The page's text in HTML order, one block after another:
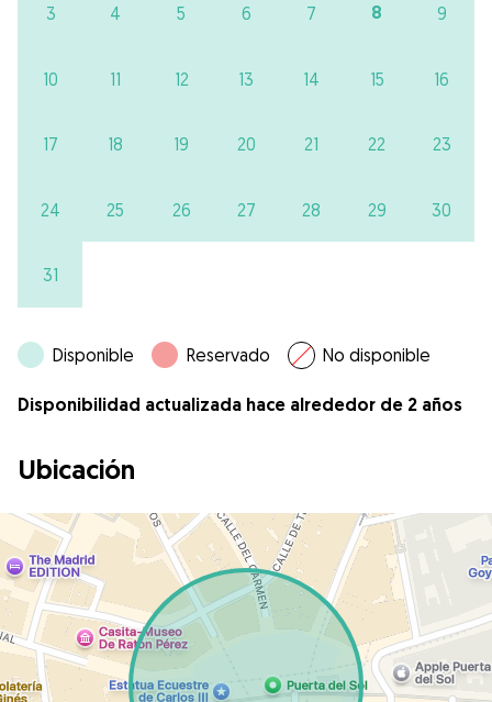
3 4 5 6 7 8 9
10 11 12 13 14 15 16
17 18 19 20 21 22 23
24 25 26 27 28 29 30
31
Disponible Reservado No disponible
Disponibilidad actualizada hace alrededor de 2 años
Ubicación